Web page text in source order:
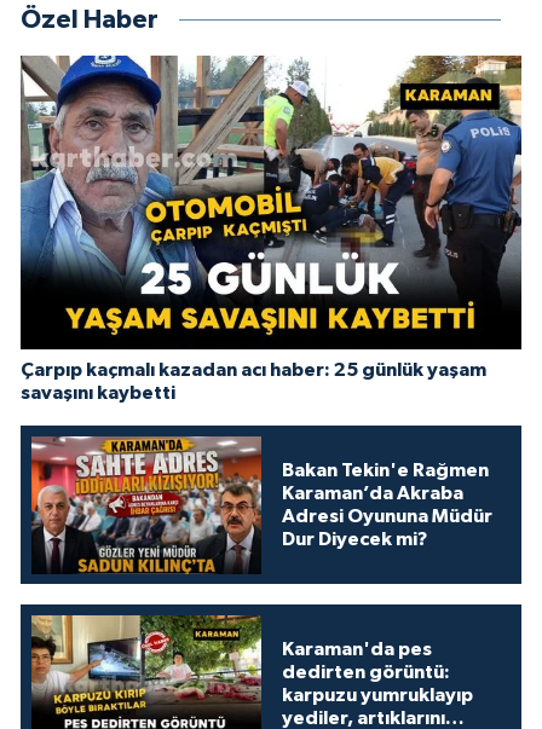
Özel Haber
Çarpıp kaçmalı kazadan acı haber: 25 günlük yaşam
savaşını kaybetti
Bakan Tekin'e Rağmen
Karaman’da Akraba
Adresi Oyununa Müdür
Dur Diyecek mi?
Karaman'da pes
dedirten görüntü:
karpuzu yumruklayıp
yediler, artıklarını